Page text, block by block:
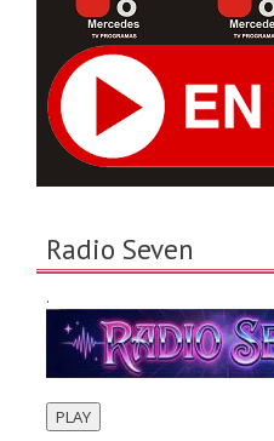
Radio Seven
.
PLAY